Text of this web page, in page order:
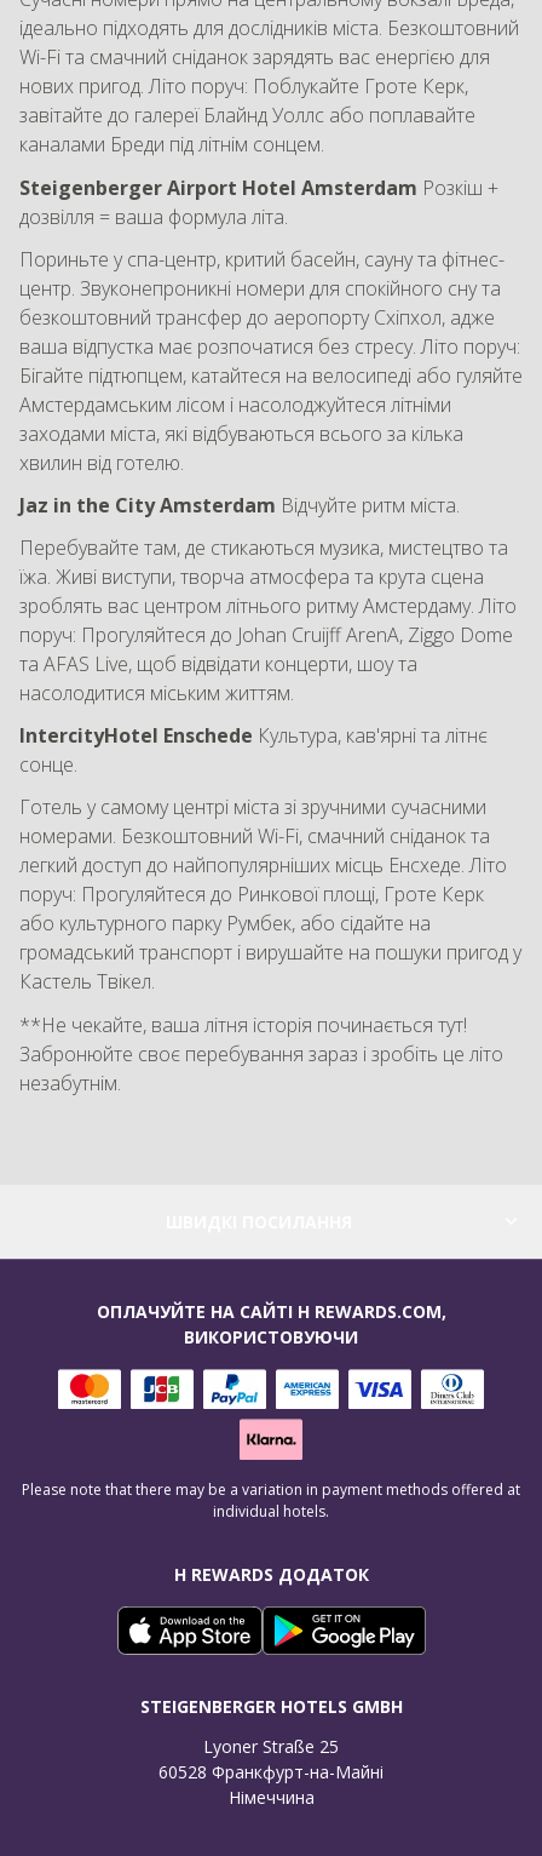
ідеально підходять для дослідників міста. Безкоштовний
Wi-Fi та смачний сніданок зарядять вас енергією для
нових пригод. Літо поруч: Поблукайте Гроте Керк,
завітайте до галереї Блайнд Уоллс або поплавайте
каналами Бреди під літнім сонцем.
Steigenberger Airport Hotel Amsterdam Розкіш +
дозвілля = ваша формула літа.
Пориньте у спа-центр, критий басейн, сауну та фітнес-
центр. Звуконепроникні номери для спокійного сну та
безкоштовний трансфер до аеропорту Схіпхол, адже
ваша відпустка має розпочатися без стресу. Літо поруч:
Бігайте підтюпцем, катайтеся на велосипеді або гуляйте
Амстердамським лісом і насолоджуйтеся літніми
заходами міста, які відбуваються всього за кілька
хвилин від готелю.
Jaz in the City Amsterdam Відчуйте ритм міста.
Перебувайте там, де стикаються музика, мистецтво та
їжа. Живі виступи, творча атмосфера та крута сцена
зроблять вас центром літнього ритму Амстердаму. Літо
поруч: Прогуляйтеся до Johan Cruijff ArenA, Ziggo Dome
та AFAS Live, щоб відвідати концерти, шоу та
насолодитися міським життям.
IntercityHotel Enschede Культура, кав'ярні та літнє
сонце.
Готель у самому центрі міста зі зручними сучасними
номерами. Безкоштовний Wi-Fi, смачний сніданок та
легкий доступ до найпопулярніших місць Енсхеде. Літо
поруч: Прогуляйтеся до Ринкової площі, Гроте Керк
або культурного парку Румбек, або сідайте на
громадський транспорт і вирушайте на пошуки пригод у
Кастель Твікел.
**Не чекайте, ваша літня історія починається тут!
Забронюйте своє перебування зараз і зробіть це літо
незабутнім.
H REWARDS ДОДАТОК
STEIGENBERGER HOTELS GMBH
Lyoner Straße 25
60528 Франкфурт-на-Майні
Німеччина
ОПЛАЧУЙТЕ НА САЙТІ H REWARDS.COM,
ВИКОРИСТОВУЮЧИ
Please note that there may be a variation in payment methods offered at
individual hotels.